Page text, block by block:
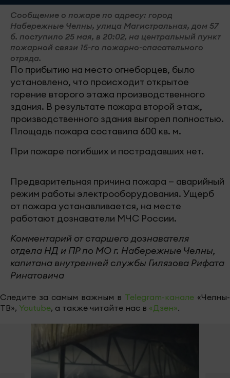
Сообщение о пожаре по адресу: город
Набережные Челны, улица Магистральная, дом 57
б. поступило 25 мая, в 20:02, на центральный пункт
пожарной связи 15-го пожарно-спасательного
отряда.
По прибытию на место огнеборцев, было
установлено, что происходит открытое
горение второго этажа производственного
здания. В результате пожара второй этаж,
производственного здания выгорел полностью.
Площадь пожара составила 600 кв. м.
При пожаре погибших и пострадавших нет.
Предварительная причина пожара — аварийный
режим работы электрооборудования. Ущерб
от пожара устанавливается, на месте
работают дознаватели МЧС России.
Комментарий от старшего дознавателя
отдела НД и ПР по МО г. Набережные Челны,
капитана внутренней службы Гилязова Рифата
Ринатовича
Следите за самым важным в Telegram-канале «Челны-
ТВ», Youtube, а также читайте нас в «Дзен».